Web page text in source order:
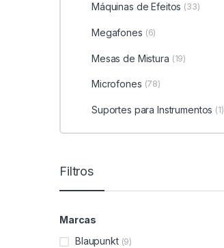
Máquinas de Efeitos (33)
Megafones (6)
Mesas de Mistura (19)
Microfones (78)
Suportes para Instrumentos (1)
Filtros
Marcas
Blaupunkt (9)